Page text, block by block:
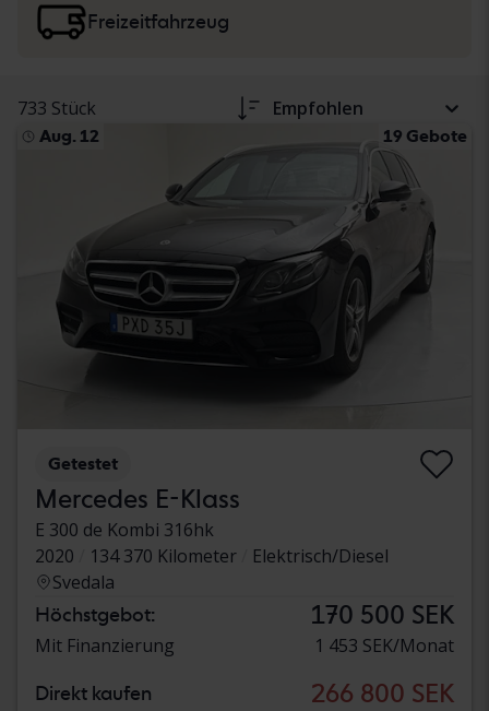
Freizeitfahrzeug
733 Stück Empfohlen
Aug. 12 19 Gebote
Getestet
Mercedes E-Klass
E 300 de Kombi 316hk
2020
134 370 Kilometer
Elektrisch/Diesel
Svedala
Höchstgebot: 170 500 SEK
Mit Finanzierung 1 453 SEK/Monat
Direkt kaufen 266 800 SEK